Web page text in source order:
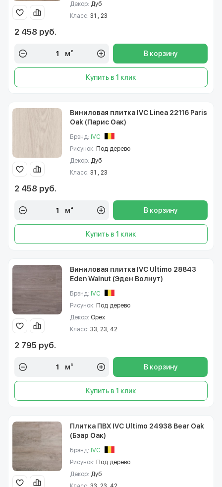
Декор: Дуб
Класс: 31 , 23
2 458 руб.
м² В корзину
Купить в 1 клик
Виниловая плитка IVC Linea 22116 Paris
Oak (Парис Оак)
Брэнд: IVC
Рисунок: Под дерево
Декор: Дуб
Класс: 31 , 23
2 458 руб.
м² В корзину
Купить в 1 клик
Виниловая плитка IVC Ultimo 28843
Eden Walnut (Эден Волнут)
Брэнд: IVC
Рисунок: Под дерево
Декор: Орех
Класс: 33, 23, 42
2 795 руб.
м² В корзину
Купить в 1 клик
Плитка ПВХ IVC Ultimo 24938 Bear Oak
(Бэар Оак)
Брэнд: IVC
Рисунок: Под дерево
Декор: Дуб